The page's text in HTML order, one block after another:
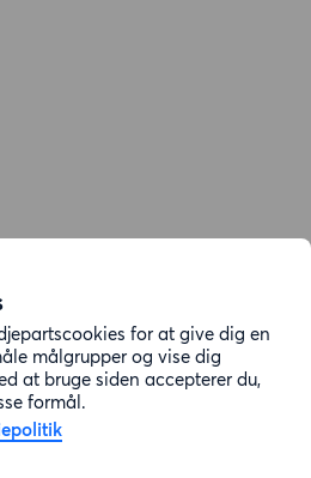
for at give dig en
målgrupper og vise dig
at bruge siden accepterer du,
formål.